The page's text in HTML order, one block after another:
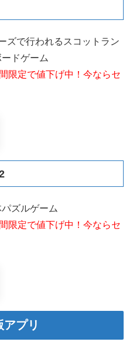
ズで行われるスコットラン
ドゲーム
限定で値下げ中！今ならセ
ズルゲーム
限定で値下げ中！今ならセ
プリ